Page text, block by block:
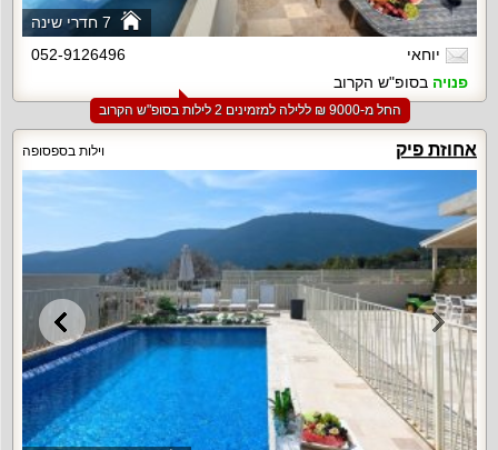
7 חדרי שינה
יוחאי
052-9126496
פנויה בסופ"ש הקרוב
החל מ-‏9000 ₪ ללילה למזמינים 2 לילות בסופ"ש הקרוב
אחוזת פיק וילות בספסופה